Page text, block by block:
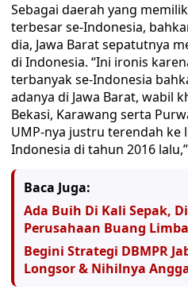
Sebagai daerah yang
terbesar se-Indonesia,
dia, Jawa Barat sepatutnya
di Indonesia. “Ini ironis
terbanyak se-Indonesia
adanya di Jawa Barat, wabil
Bekasi, Karawang serta
UMP-nya justru terendah ke
Indonesia di tahun 2016
Baca Juga:
Ada Buih Di Kali Sepak,
Perusahaan Buang
Begini Strategi DBMPR
Longsor & Nihilnya